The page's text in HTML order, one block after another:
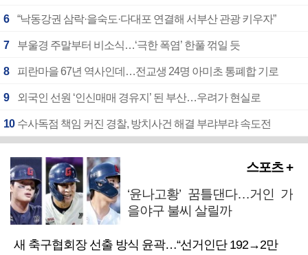
6 “낙동강권 삼락·을숙도·다대포 연결해 서부산 관광 키우자”
7 부울경 주말부터 비소식…‘극한 폭염’ 한풀 꺾일 듯
8 피란마을 67년 역사인데…전교생 24명 아미초 통폐합 기로
9 외국인 선원 ‘인신매매 경유지’ 된 부산…우려가 현실로
10 수사독점 책임 커진 경찰, 방치사건 해결 부랴부랴 속도전
스포츠 +
‘윤나고황’ 꿈틀댄다…거인 가
을야구 불씨 살릴까
새 축구협회장 선출 방식 윤곽…“선거인단 192→2만